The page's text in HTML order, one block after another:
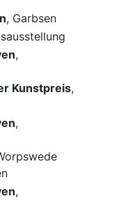
, Garbsen
,
Kunstpreis,
,
,